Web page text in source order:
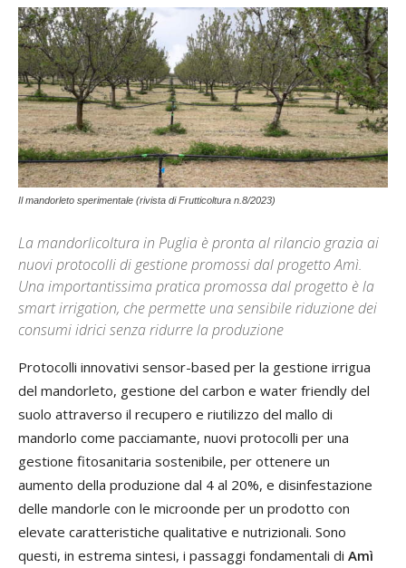
Il mandorleto sperimentale (rivista di Frutticoltura n.8/2023)
La mandorlicoltura in Puglia è pronta al rilancio grazia ai
nuovi protocolli di gestione promossi dal progetto Amì.
Una importantissima pratica promossa dal progetto è la
smart irrigation, che permette una sensibile riduzione dei
consumi idrici senza ridurre la produzione
Protocolli innovativi sensor-based per la gestione irrigua
del mandorleto, gestione del carbon e water friendly del
suolo attraverso il recupero e riutilizzo del mallo di
mandorlo come pacciamante, nuovi protocolli per una
gestione fitosanitaria sostenibile, per ottenere un
aumento della produzione dal 4 al 20%, e disinfestazione
delle mandorle con le microonde per un prodotto con
elevate caratteristiche qualitative e nutrizionali. Sono
questi, in estrema sintesi, i passaggi fondamentali di Amì